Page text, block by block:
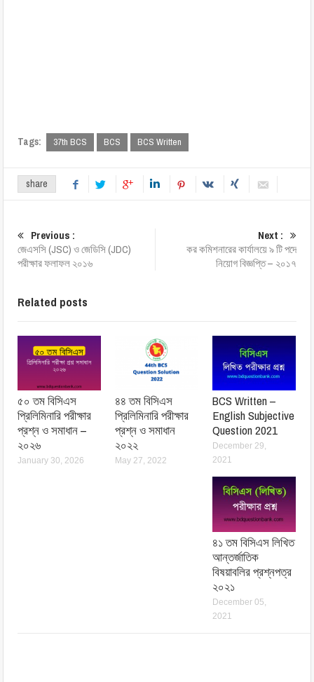
Tags: 37th BCS BCS BCS Written
share
Previous :
জেএসসি (JSC) ও জেডিসি (JDC)
পরীক্ষার ফলাফল ২০১৬
Next :
কর কমিশনারের কার্যালয়ে ৯ টি পদে
নিয়োগ বিজ্ঞপ্তি – ২০১৭
Related posts
৫০ তম বিসিএস
প্রিলিমিনারি পরীক্ষার
প্রশ্ন ও সমাধান –
২০২৬
January 30, 2026
৪৪ তম বিসিএস
প্রিলিমিনারি পরীক্ষার
প্রশ্ন ও সমাধান
২০২২
May 27, 2022
BCS Written –
English Subjective
Question 2021
December 29,
2021
৪১ তম বিসিএস লিখিত
আন্তর্জাতিক
বিষয়াবলির প্রশ্নপত্র
২০২১
December 05,
2021